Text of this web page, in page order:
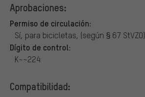
Aprobaciones:
Permiso de circulación:
Sí, para bicicletas, (según § 67 StVZO)
Dígito de control:
K~~224
Compatibilidad: